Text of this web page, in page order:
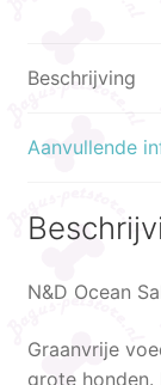
Beschrijving
Aanvullende
N&D Ocean
Graanvrije
grote